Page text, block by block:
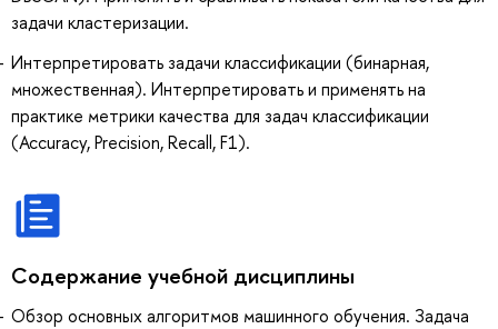
задачи кластеризации.
Интерпретировать задачи классификации (бинарная,
множественная). Интерпретировать и применять на
практике метрики качества для задач классификации
(Accuracy, Precision, Recall, F1).
Содержание учебной дисциплины
Обзор основных алгоритмов машинного обучения. Задача